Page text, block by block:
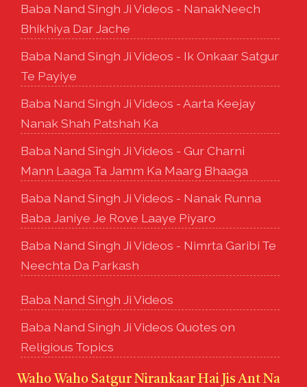
Baba Nand Singh Ji Videos - NanakNeech
Bhikhiya Dar Jache
Baba Nand Singh Ji Videos - Ik Onkaar Satgur
Te Payiye
Baba Nand Singh Ji Videos - Aarta Keejay
Nanak Shah Patshah Ka
Baba Nand Singh Ji Videos - Gur Charni
Mann Laaga Ta Jamm Ka Maarg Bhaaga
Baba Nand Singh Ji Videos - Nanak Runna
Baba Janiye Je Rove Laaye Piyaro
Baba Nand Singh Ji Videos - Nimrta Garibi Te
Neechta Da Parkash
Baba Nand Singh Ji Videos
Baba Nand Singh Ji Videos Quotes on
Religious Topics
Waho Waho Satgur Nirankaar Hai Jis Ant Na